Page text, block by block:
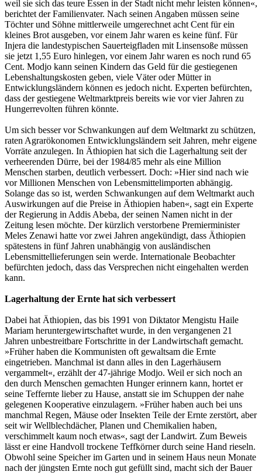
weil sie sich das teure Essen in der Stadt nicht mehr leisten können«,
berichtet der Familienvater. Nach seinen Angaben müssen seine
Töchter und Söhne mittlerweile umgerechnet acht Cent für ein
kleines Brot ausgeben, vor einem Jahr waren es keine fünf. Für
Injera die landestypischen Sauerteigfladen mit Linsensoße müssen
sie jetzt 1,55 Euro hinlegen, vor einem Jahr waren es noch rund 65
Cent. Modjo kann seinen Kindern das Geld für die gestiegenen
Lebenshaltungskosten geben, viele Väter oder Mütter in
Entwicklungsländern können es jedoch nicht. Experten befürchten,
dass der gestiegene Weltmarktpreis bereits wie vor vier Jahren zu
Hungerrevolten führen könnte.
Um sich besser vor Schwankungen auf dem Weltmarkt zu schützen,
raten Agrarökonomen Entwicklungsländern seit Jahren, mehr eigene
Vorräte anzulegen. In Äthiopien hat sich die Lagerhaltung seit der
verheerenden Dürre, bei der 1984/85 mehr als eine Million
Menschen starben, deutlich verbessert. Doch: »Hier sind nach wie
vor Millionen Menschen von Lebensmittelimporten abhängig.
Solange das so ist, werden Schwankungen auf dem Weltmarkt auch
Auswirkungen auf die Preise in Äthiopien haben«, sagt ein Experte
der Regierung in Addis Abeba, der seinen Namen nicht in der
Zeitung lesen möchte. Der kürzlich verstorbene Premierminister
Meles Zenawi hatte vor zwei Jahren angekündigt, dass Äthiopien
spätestens in fünf Jahren unabhängig von ausländischen
Lebensmittellieferungen sein werde. Internationale Beobachter
befürchten jedoch, dass das Versprechen nicht eingehalten werden
kann.
Lagerhaltung der Ernte hat sich verbessert
Dabei hat Äthiopien, das bis 1991 von Diktator Mengistu Haile
Mariam heruntergewirtschaftet wurde, in den vergangenen 21
Jahren unbestreitbare Fortschritte in der Landwirtschaft gemacht.
»Früher haben die Kommunisten oft gewaltsam die Ernte
eingetrieben. Manchmal ist dann alles in den Lagerhäusern
vergammelt«, erzählt der 47-jährige Modjo. Weil er sich noch an
den durch Menschen gemachten Hunger erinnern kann, hortet er
seine Teffernte lieber zu Hause, anstatt sie im Schuppen der nahe
gelegenen Kooperative einzulagern. »Früher haben auch bei uns
manchmal Regen, Mäuse oder Insekten Teile der Ernte zerstört, aber
seit wir Wellblechdächer, Planen und Chemikalien haben,
verschimmelt kaum noch etwas«, sagt der Landwirt. Zum Beweis
lässt er eine Handvoll trockene Teffkörner durch seine Hand rieseln.
Obwohl seine Speicher im Garten und in seinem Haus neun Monate
nach der jüngsten Ernte noch gut gefüllt sind, macht sich der Bauer